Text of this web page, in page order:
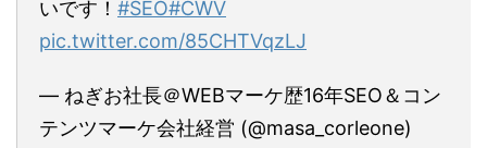
いです！ #SEO#CWV
pic.twitter.com/85CHTVqzLJ
— ねぎお社長＠WEBマーケ歴16年SEO＆コン
テンツマーケ会社経営 (@masa_corleone)